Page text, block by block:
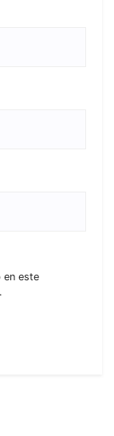
en este